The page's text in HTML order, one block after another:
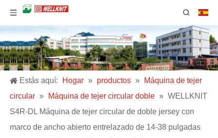
Estás aquí: Hogar » productos »
Máquina de tejer
circular » Máquina de tejer circular doble » WELLKNIT
S4R-DL Máquina de tejer circular de doble jersey con
marco de ancho abierto entrelazado de 14-38 pulgadas